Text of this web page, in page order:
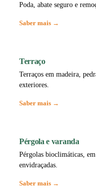
Poda, abate seguro e
Saber mais →
Terraço
Terraços em madeira,
exteriores.
Saber mais →
Pérgola e varanda
Pérgolas bioclimáticas,
envidraçadas.
Saber mais →